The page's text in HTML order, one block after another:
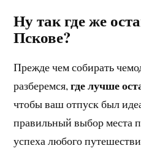
Ну так где же
Пскове?
Прежде чем собирать
разберемся,где лучше
чтобы ваш отпуск был
правильный выбор места
успеха любого